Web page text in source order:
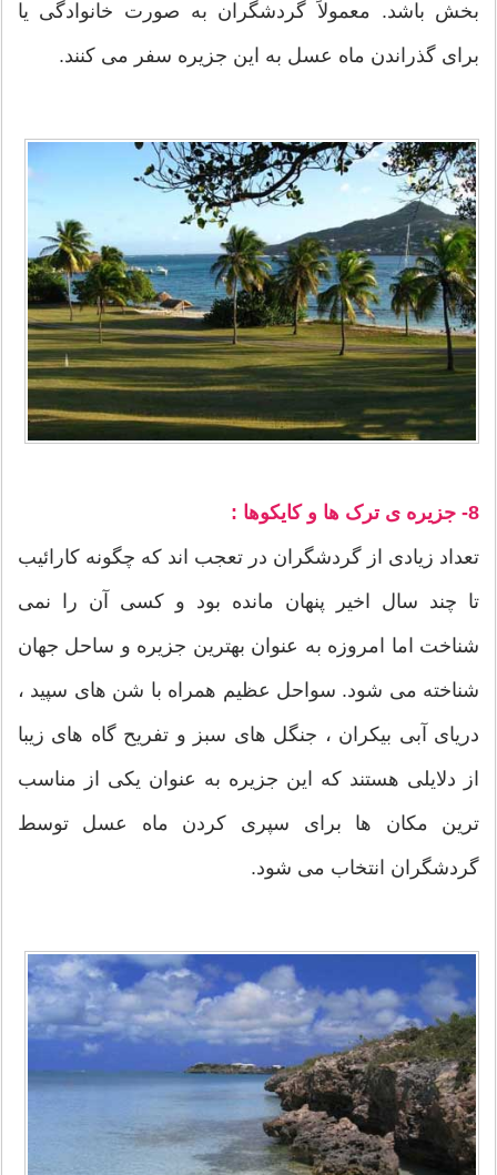
بخش باشد. معمولاً گردشگران به صورت خانوادگی یا
برای گذراندن ماه عسل به این جزیره سفر می کنند.
8- جزیره ی ترک ها و کایکوها :
تعداد زیادی از گردشگران در تعجب اند که چگونه کارائیب
تا چند سال اخیر پنهان مانده بود و کسی آن را نمی
شناخت اما امروزه به عنوان بهترین جزیره و ساحل جهان
شناخته می شود. سواحل عظیم همراه با شن های سپید ،
دریای آبی بیکران ، جنگل های سبز و تفریح گاه های زیبا
از دلایلی هستند که این جزیره به عنوان یکی از مناسب
ترین مکان ها برای سپری کردن ماه عسل توسط
گردشگران انتخاب می شود.